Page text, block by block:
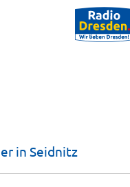
in Seidnitz